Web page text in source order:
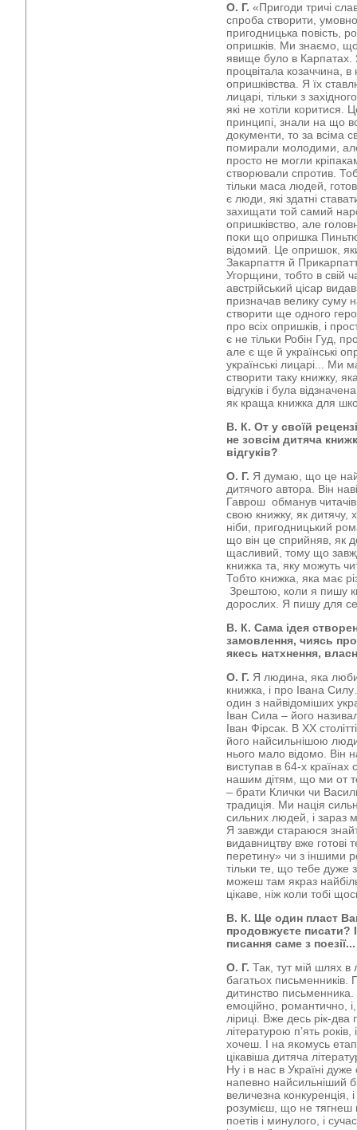
О. Г. «Пригоди тричі
спроба створити,
пригодницька повість,
опришків. Ми знаємо,
явище було в Карпатах.
процвітала козаччина, в
опришківства. Я їх
лицарі, тільки з
які не хотіли коритися.
принципі, знали на що
документи, то за всіма
помирали молодими, але
просто не могли
створювали спротив.
тільки маса людей,
є люди, які здатні
захищати той самий
опришківство, але
поки що опришка
відомий. Це опришок,
Закарпаття й
Угорщини, тобто в свій
австрійський цісар
призначав велику суму
створити ще одного
про всіх опришків, і
є не тільки Робін Гуд,
але є ще й українські
українські лицарі... Ми
створити таку книжку,
відгуків і була
як краща книжка для
В. К. От у своїй
не зовсім дитяча
відгуків?
О. Г. Я думаю, що це
дитячого автора. Він
Гаврош обманув
свою книжку, як дитячу,
ніби, пригодницький
що він це сприйняв, як
щасливий, тому що
книжка та, яку можуть
Тобто книжка, яка має
Зрештою, коли я пишу
дорослих. Я пишу для
В. К. Сама ідея
замовлення, чиясь
якесь натхнення,
О. Г. Я людина, яка
книжка, і про Івана
один з найвідоміших
Іван Сила – його
Іван Фірсак. В ХХ
його найсильнішою
нього мало відомо. Він
виступав в 64-х країнах
нашим дітям, що ми от
– брати Клички чи
традиція. Ми нація
сильних людей, і зараз
Я завжди стараюся
видавництву вже готові
перетину» чи з іншими
тільки те, що тебе дуже
можеш там якраз
цікаве, ніж коли тобі
В. К. Ще один пласт
продовжуєте писати?
писання саме з поезії...
О. Г. Так, тут мій шлях в
багатьох письменників.
дитинство
емоційно, романтично,
ліриці. Вже десь рік-
літературою п’ять
хочеш. І на якомусь
цікавіша дитяча
Ну і в нас в Україні
напевно найсильніший
величезна конкуренція,
розумієш, що не тягнеш
поетів і минулого, і